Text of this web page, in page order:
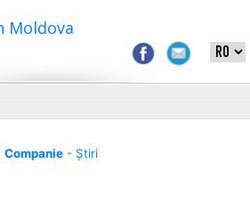
Moldova
Companie- Știri